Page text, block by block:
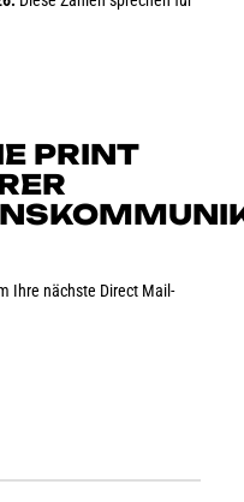
PRINT
Ihre nächste Direct Mail-